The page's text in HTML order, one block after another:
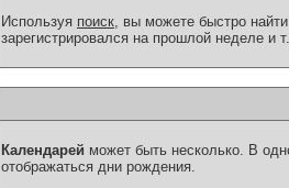
Используя поиск , вы можете быстро
зарегистрировался на прошлой неделе и
Календарей может быть несколько. В
отображаться дни рождения.